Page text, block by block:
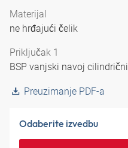
Materijal
ne hrđajući čelik
Priključak 1
BSP vanjski navoj cilindrični
Preuzimanje PDF-a
Odaberite izvedbu